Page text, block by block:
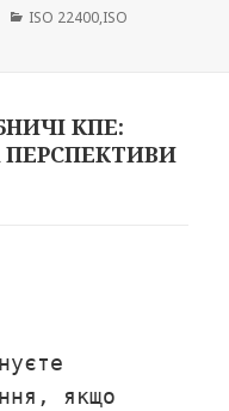
Категорії
ISO 22400,ISO
КПЕ:
якщо